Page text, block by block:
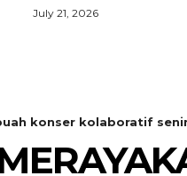
July 21, 2026